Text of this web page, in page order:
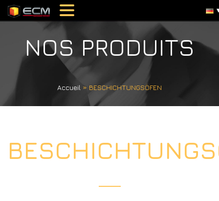
NOS PRODUITS
Accueil » BESCHICHTUNGSÖFEN